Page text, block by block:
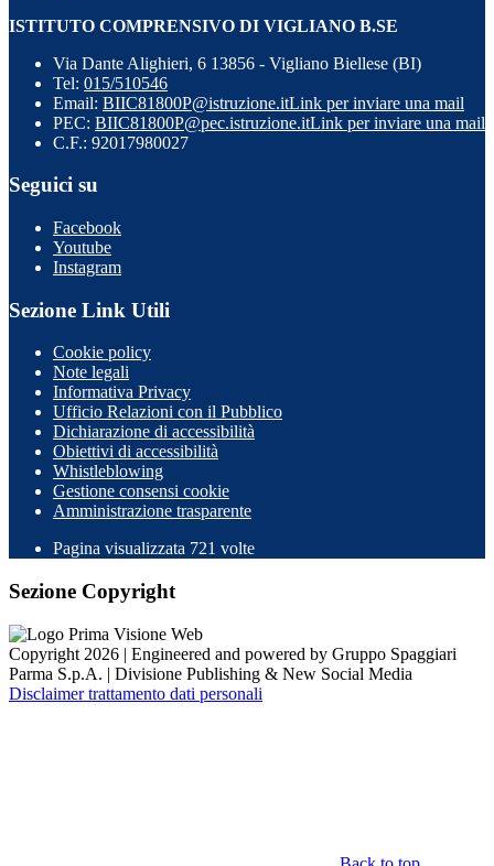
ISTITUTO COMPRENSIVO DI VIGLIANO B.SE
Via Dante Alighieri, 6 13856 - Vigliano Biellese (BI)
Tel: 015/510546
Email: BIIC81800P@istruzione.itLink per inviare una mail
PEC: BIIC81800P@pec.istruzione.itLink per inviare una mail
C.F.: 92017980027
Seguici su
Facebook
Youtube
Instagram
Sezione Link Utili
Cookie policy
Note legali
Informativa Privacy
Ufficio Relazioni con il Pubblico
Dichiarazione di accessibilità
Obiettivi di accessibilità
Whistleblowing
Gestione consensi cookie
Amministrazione trasparente
Pagina visualizzata 721 volte
Sezione Copyright
Copyright 2026 | Engineered and powered by Gruppo Spaggiari
Parma S.p.A. | Divisione Publishing & New Social Media
Disclaimer trattamento dati personali